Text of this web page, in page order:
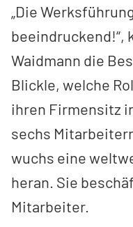
„Die
beeindruckend!“,
Waidmann die
Blickle, welche
ihren Firmensitz
sechs
wuchs eine
heran. Sie
Mitarbeiter.